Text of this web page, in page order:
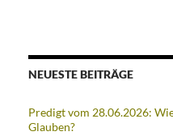
NEUESTE BEITRÄGE
Predigt vom 28.06.2026:
Glauben?